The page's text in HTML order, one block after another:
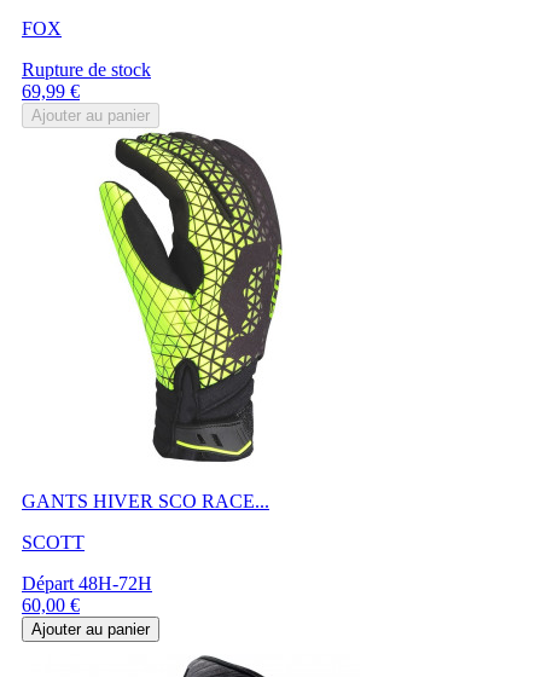
FOX
Rupture de stock
Prix
69,99 €
Ajouter au panier
GANTS HIVER SCO RACE...
SCOTT
Départ 48H-72H
Prix
60,00 €
Ajouter au panier